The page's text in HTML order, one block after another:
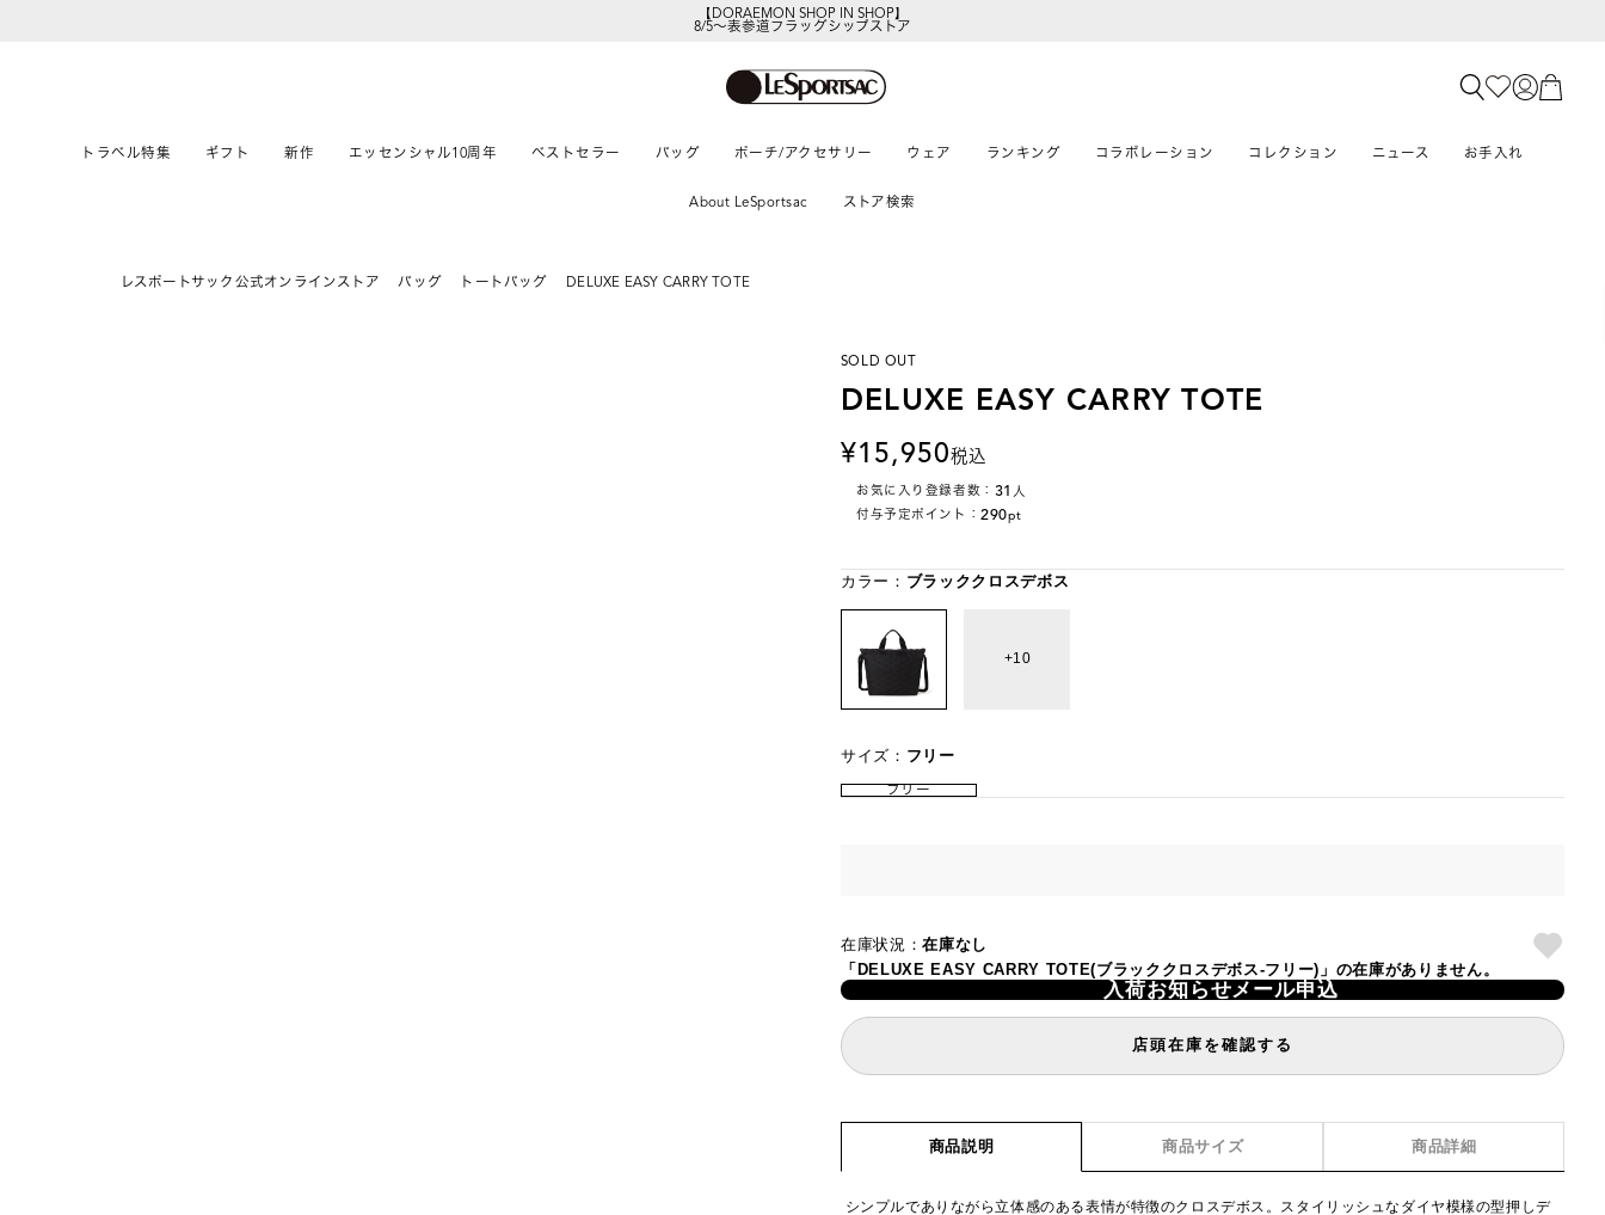
レスポートサックの新作を 今すぐ見る
8/5～表参道フラッグシップストア
トラベル特集 ギフト 新作 エッセンシャル10周年 ベストセラー バッグ ポーチ/アクセサリー ウェア ランキング コラボレーション コレクション ニュース お手入れ
About LeSportsac ストア検索
レスポートサック公式オンラインストア バッグ トートバッグ DELUXE EASY CARRY TOTE
SOLD OUT
DELUXE EASY CARRY TOTE
15,950税込
お気に入り登録者数： 31 人
付与予定ポイント：290pt
カラー： ブラッククロスデボス
10
サイズ： フリー
フリー
在庫状況：在庫なし
「DELUXE EASY CARRY TOTE(ブラッククロスデボス-フリー)」の在庫がありません。
入荷お知らせメール申込
店頭在庫を確認する
商品説明 商品サイズ 商品詳細
シンプルでありながら立体感のある表情が特徴のクロスデボス。スタイリッシュなダイヤ模様の型押しデ